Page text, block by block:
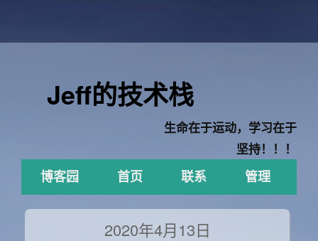
Jeff的技术栈
生命在于运动，学习在于
坚持！！！
博客园 首页 联系 管理
2020年4月13日